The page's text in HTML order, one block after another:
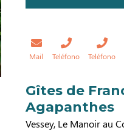
Mail Teléfono Teléfono
Gîtes de
Agapanthes
Vessey, Le Manoir au